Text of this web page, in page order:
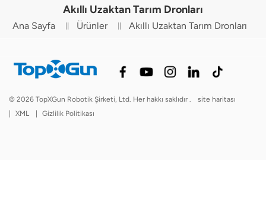
Español
Português(Portugal)
Português(Brasil)
Akıllı Uzaktan Tarım Dronları
Ana Sayfa Ürünler Akıllı Uzaktan Tarım Dronları
© 2026 TopXGun Robotik Şirketi, Ltd. Her hakkı saklıdır .
site haritası
XML Gizlilik Politikası